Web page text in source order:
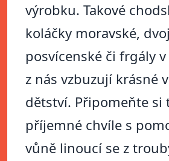
výrobku. Takové
koláčky moravské,
posvícenské či frgály
z nás vzbuzují krásné
dětství. Připomeňte si
příjemné chvíle s
vůně linoucí se z